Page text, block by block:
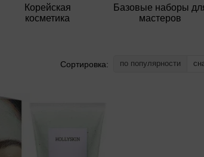
Корейская
косметика
Базовые наборы
мастеров
Сортировка: по популярности